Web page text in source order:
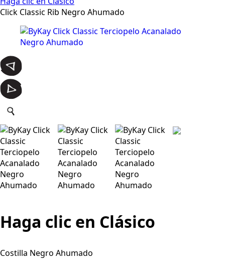
Click Classic Rib Negro Ahumado
Haga clic en Clásico
Costilla Negro Ahumado